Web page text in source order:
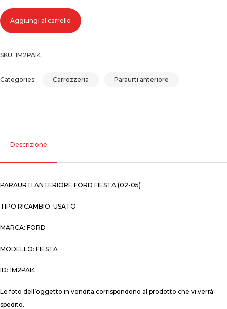
Paraurti anteriore ford fiesta (02-05) quantità
Aggiungi al carrello
SKU: 1M2PA14
Categories: Carrozzeria Paraurti anteriore
Descrizione
PARAURTI ANTERIORE FORD FIESTA (02-05)
TIPO RICAMBIO: USATO
MARCA: FORD
MODELLO: FIESTA
ID: 1M2PA14
Le foto dell’oggetto in vendita corrispondono al prodotto che vi verrà
spedito.